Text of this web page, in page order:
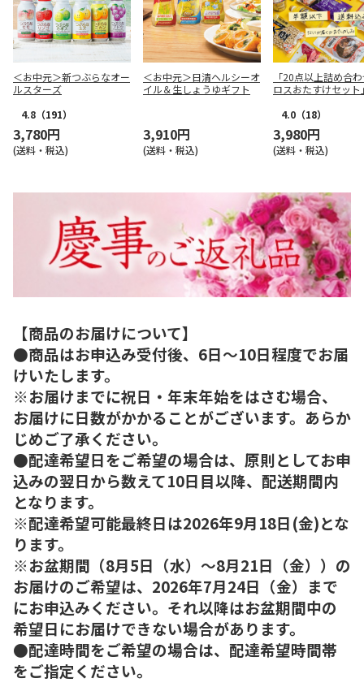
＜お中元＞新つぶらなオー
ルスターズ
4.8 （191）
3,780円
(送料・税込)
＜お中元＞日清ヘルシーオ
イル＆生しょうゆギフト
3,910円
(送料・税込)
「20点以上詰め合
ロスおたすけセット
4.0 （18）
3,980円
(送料・税込)
【商品のお届けについて】
●商品はお申込み受付後、6日～10日程度でお届
けいたします。
※お届けまでに祝日・年末年始をはさむ場合、
お届けに日数がかかることがございます。あらか
じめご了承ください。
●配達希望日をご希望の場合は、原則としてお申
込みの翌日から数えて10日目以降、配送期間内
となります。
※配達希望可能最終日は2026年9月18日(金)とな
ります。
※お盆期間（8月5日（水）～8月21日（金））の
お届けのご希望は、2026年7月24日（金）まで
にお申込みください。それ以降はお盆期間中の
希望日にお届けできない場合があります。
●配達時間をご希望の場合は、配達希望時間帯
をご指定ください。